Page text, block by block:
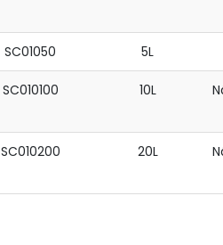
SC01050 5L
SC010100 10L
SC010200 20L